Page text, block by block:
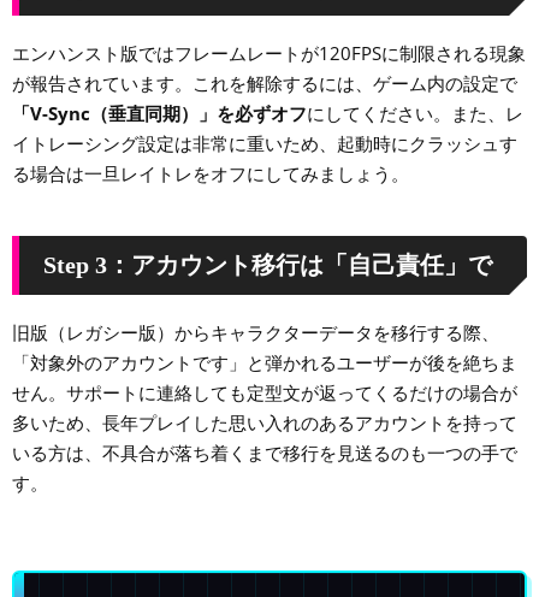
エンハンスト版ではフレームレートが120FPSに制限される現象
が報告されています。これを解除するには、ゲーム内の設定で
「V-Sync（垂直同期）」を必ずオフにしてください。また、レ
イトレーシング設定は非常に重いため、起動時にクラッシュす
る場合は一旦レイトレをオフにしてみましょう。
Step 3：アカウント移行は「自己責任」で
旧版（レガシー版）からキャラクターデータを移行する際、
「対象外のアカウントです」と弾かれるユーザーが後を絶ちま
せん。サポートに連絡しても定型文が返ってくるだけの場合が
多いため、長年プレイした思い入れのあるアカウントを持って
いる方は、不具合が落ち着くまで移行を見送るのも一つの手で
す。